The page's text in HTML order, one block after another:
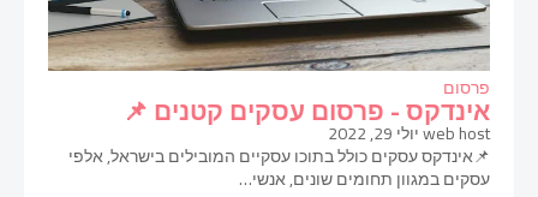
פרסום
אינדקס - פרסום עסקים קטנים 📌
web hostיולי 29, 2022
📌אינדקס עסקים כולל בתוכו עסקיים המובילים בישראל, אלפי
עסקים במגוון תחומים שונים, אנשי…